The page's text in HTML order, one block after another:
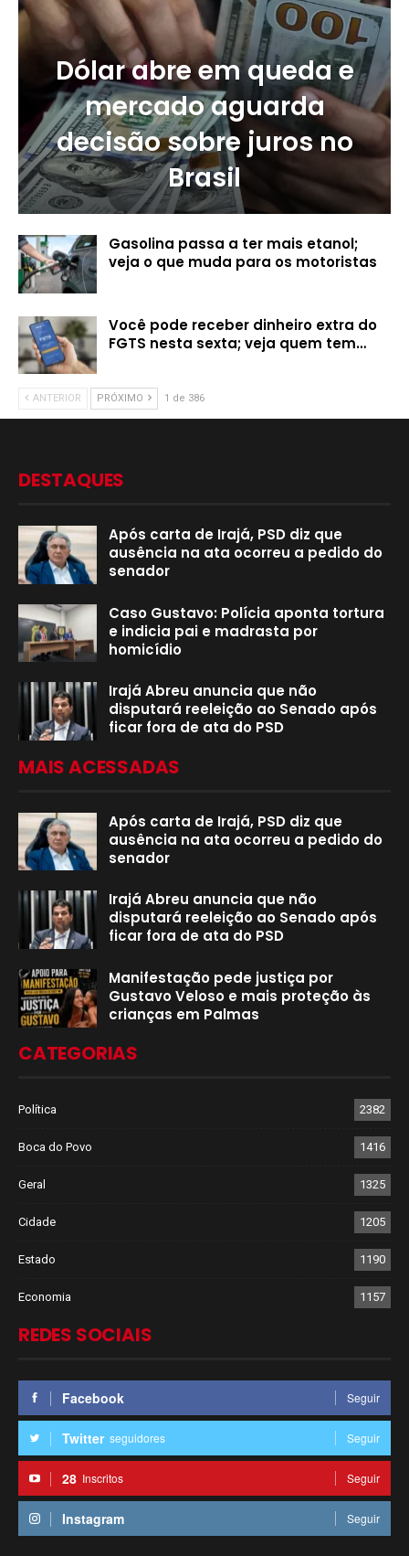
Dólar abre em queda e
mercado aguarda
decisão sobre juros no
Brasil
Gasolina passa a ter mais etanol;
veja o que muda para os motoristas
Você pode receber dinheiro extra do
FGTS nesta sexta; veja quem tem…
ANTERIOR PRÓXIMO 1 de 386
DESTAQUES
Após carta de Irajá, PSD diz que
ausência na ata ocorreu a pedido do
senador
Caso Gustavo: Polícia aponta tortura
e indicia pai e madrasta por
homicídio
Irajá Abreu anuncia que não
disputará reeleição ao Senado após
ficar fora de ata do PSD
MAIS ACESSADAS
Após carta de Irajá, PSD diz que
ausência na ata ocorreu a pedido do
senador
Irajá Abreu anuncia que não
disputará reeleição ao Senado após
ficar fora de ata do PSD
Manifestação pede justiça por
Gustavo Veloso e mais proteção às
crianças em Palmas
CATEGORIAS
Política 2382
Boca do Povo 1416
Geral 1325
Cidade 1205
Estado 1190
Economia 1157
REDES SOCIAIS
Facebook Seguir
Twitter seguidores Seguir
28 Inscritos Seguir
Instagram Seguir